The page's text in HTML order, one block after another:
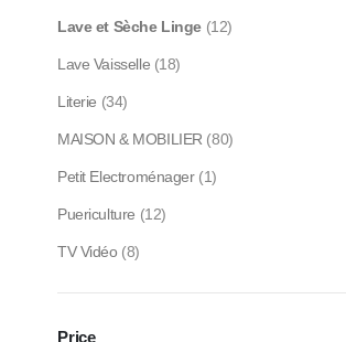
Lave et Sèche Linge (12)
Lave Vaisselle (18)
Literie (34)
MAISON & MOBILIER (80)
Petit Electroménager (1)
Puericulture (12)
TV Vidéo (8)
Price